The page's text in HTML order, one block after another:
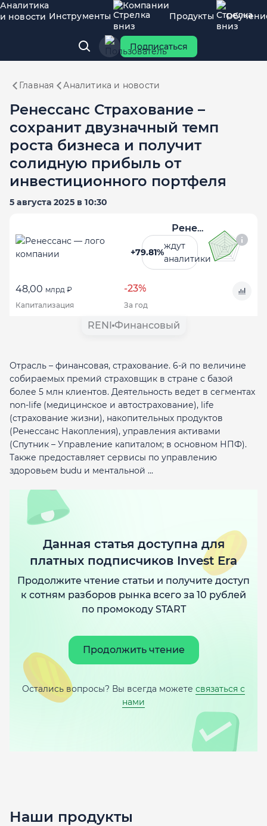
Аналитика
и новости Инструменты
Компании
Продукты
Подписаться
Главная Аналитика и новости
Ренессанс Страхование –
сохранит двузначный темп
роста бизнеса и получит
солидную прибыль от
инвестиционного портфеля
5 августа 2025 в 10:30
Ренессанс
+79.81%
ждут
аналитики
48,00 млрд ₽ -23%
Капитализация За год
RENI Финансовый
Отрасль – финансовая, страхование. 6-й по величине
собираемых премий страховщик в стране с базой
более 5 млн клиентов. Деятельность ведет в сегментах
non-life (медицинское и автострахование), life
(страхование жизни), накопительных продуктов
(Ренессанс Накопления), управления активами
(Спутник – Управление капиталом; в основном НПФ).
Также предоставляет сервисы по управлению
здоровьем budu и ментальной ...
Данная статья доступна для
платных подписчиков Invest Era
Продолжите чтение статьи и получите доступ
к сотням разборов рынка всего за 10 рублей
по промокоду START
Продолжить чтение
Остались вопросы? Вы всегда можете связаться с
нами
Наши продукты